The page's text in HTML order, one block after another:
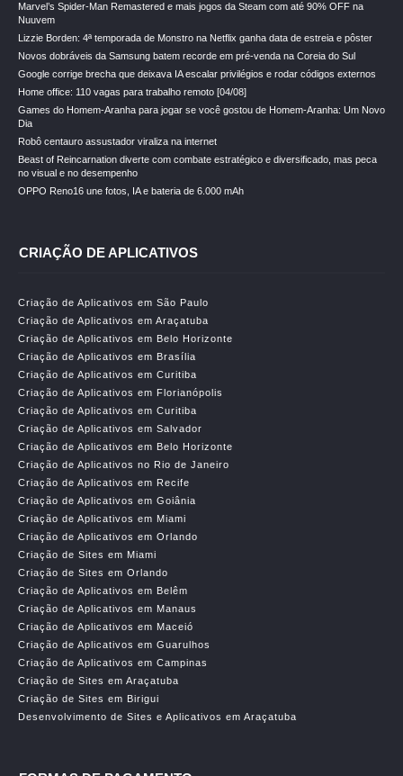
Marvel’s Spider-Man Remastered e mais jogos da Steam com até 90% OFF na
Nuuvem
Lizzie Borden: 4ª temporada de Monstro na Netflix ganha data de estreia e pôster
Novos dobráveis da Samsung batem recorde em pré-venda na Coreia do Sul
Google corrige brecha que deixava IA escalar privilégios e rodar códigos externos
Home office: 110 vagas para trabalho remoto [04/08]
Games do Homem-Aranha para jogar se você gostou de Homem-Aranha: Um Novo
Dia
Robô centauro assustador viraliza na internet
Beast of Reincarnation diverte com combate estratégico e diversificado, mas peca
no visual e no desempenho
OPPO Reno16 une fotos, IA e bateria de 6.000 mAh
CRIAÇÃO DE APLICATIVOS
Criação de Aplicativos em São Paulo
Criação de Aplicativos em Araçatuba
Criação de Aplicativos em Belo Horizonte
Criação de Aplicativos em Brasília
Criação de Aplicativos em Curitiba
Criação de Aplicativos em Florianópolis
Criação de Aplicativos em Curitiba
Criação de Aplicativos em Salvador
Criação de Aplicativos em Belo Horizonte
Criação de Aplicativos no Rio de Janeiro
Criação de Aplicativos em Recife
Criação de Aplicativos em Goiânia
Criação de Aplicativos em Miami
Criação de Aplicativos em Orlando
Criação de Sites em Miami
Criação de Sites em Orlando
Criação de Aplicativos em Belêm
Criação de Aplicativos em Manaus
Criação de Aplicativos em Maceió
Criação de Aplicativos em Guarulhos
Criação de Aplicativos em Campinas
Criação de Sites em Araçatuba
Criação de Sites em Birigui
Desenvolvimento de Sites e Aplicativos em Araçatuba